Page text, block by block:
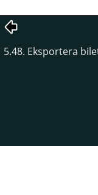
5.48. Eksportera